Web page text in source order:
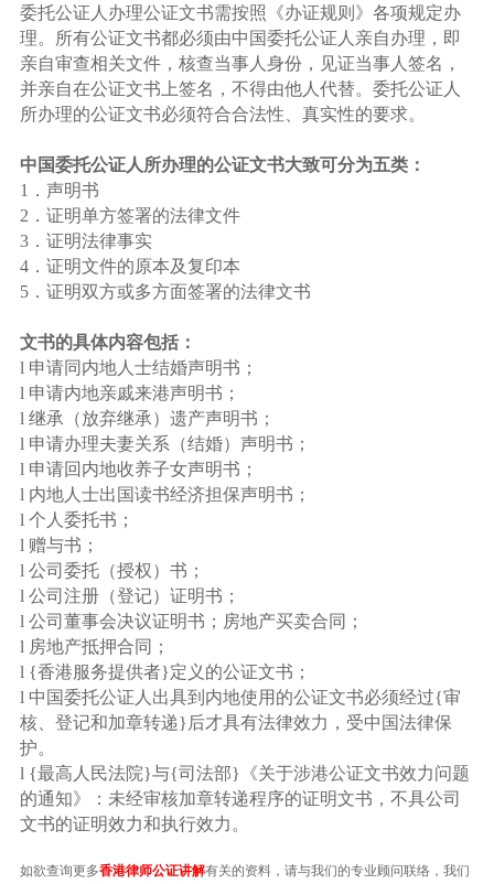
委托公证人办理公证文书需按照《办证规则》各项规定办
理。所有公证文书都必须由中国委托公证人亲自办理，即
亲自审查相关文件，核查当事人身份，见证当事人签名，
并亲自在公证文书上签名，不得由他人代替。委托公证人
所办理的公证文书必须符合合法性、真实性的要求。
中国委托公证人所办理的公证文书大致可分为五类：
1．声明书
2．证明单方签署的法律文件
3．证明法律事实
4．证明文件的原本及复印本
5．证明双方或多方面签署的法律文书
文书的具体内容包括：
l 申请同内地人士结婚声明书；
l 申请内地亲戚来港声明书；
l 继承（放弃继承）遗产声明书；
l 申请办理夫妻关系（结婚）声明书；
l 申请回内地收养子女声明书；
l 内地人士出国读书经济担保声明书；
l 个人委托书；
l 赠与书；
l 公司委托（授权）书；
l 公司注册（登记）证明书；
l 公司董事会决议证明书；房地产买卖合同；
l 房地产抵押合同；
l {香港服务提供者}定义的公证文书；
l 中国委托公证人出具到内地使用的公证文书必须经过{审
核、登记和加章转递}后才具有法律效力，受中国法律保
护。
l {最高人民法院}与{司法部}《关于涉港公证文书效力问题
的通知》：未经审核加章转递程序的证明文书，不具公司
文书的证明效力和执行效力。
如欲查询更多香港律师公证讲解有关的资料，请与我们的专业顾问联络，我们